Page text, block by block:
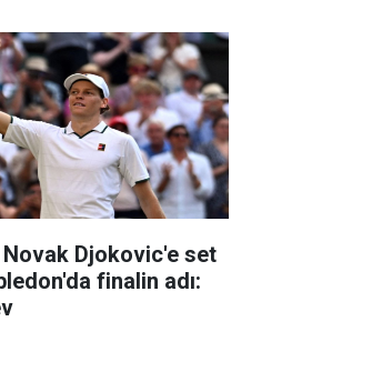
Djokovic'e set
finalin adı: